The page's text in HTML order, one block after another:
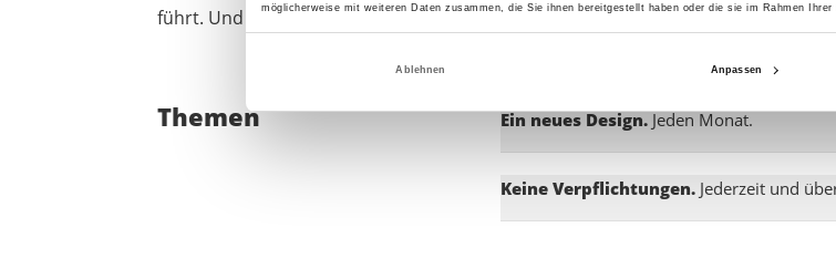
möglicherweise mit weiteren Daten zusammen, die Sie ihnen bereitgestellt haben oder die sie im Rahmen
Ablehnen Anpassen
führt. Und damit ist es endlich möglich, jeden Monat hochwertige Boxershorts
Themen Ein neues Design. Jeden Monat.
Keine Verpflichtungen. Jederzeit und